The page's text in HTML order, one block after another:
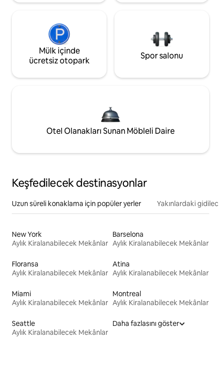
Mülk içinde
ücretsiz otopark
Spor salonu
Otel Olanakları Sunan Möbleli Daire
Keşfedilecek destinasyonlar
Uzun süreli konaklama için popüler yerler Yakınlardaki
New York
Aylık Kiralanabilecek Mekânlar
Barselona
Aylık Kiralanabilecek Mekânlar
Floransa
Aylık Kiralanabilecek Mekânlar
Atina
Aylık Kiralanabilecek Mekânlar
Miami
Aylık Kiralanabilecek Mekânlar
Montreal
Aylık Kiralanabilecek Mekânlar
Seattle
Aylık Kiralanabilecek Mekânlar
Daha fazlasını göster